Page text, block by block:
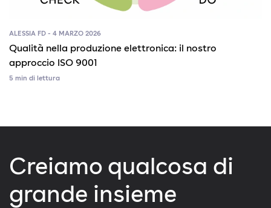
ALESSIA FD - 4 MARZO 2026
Qualità nella produzione elettronica: il nostro
approccio ISO 9001
5 min di lettura
Creiamo qualcosa di
grande insieme